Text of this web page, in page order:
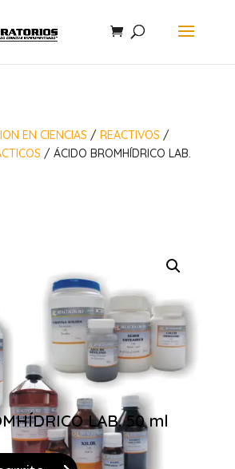
EN CIENCIAS/ REACTIVOS/
/ ÁCIDO BROMHÍDRICO LAB.
LAB. 50 ml